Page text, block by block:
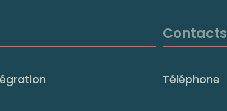
Contacts
Téléphone